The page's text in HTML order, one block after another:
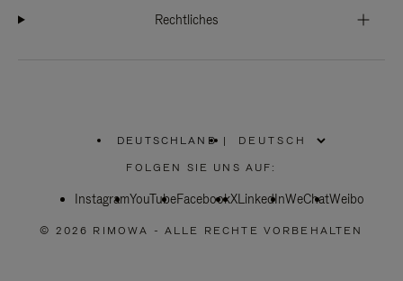
Rechtliches
DEUTSCHLAND
WÄHLEN
SIE
REGION
|
FOLGEN SIE UNS AUF:
InstagramYouTubeFacebookXLinkedInWeChatWeibo
© 2026 RIMOWA - ALLE RECHTE VORBEHALTEN